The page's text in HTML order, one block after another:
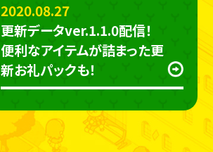
2020.08.27
更新データver.1.1.0配信！
便利なアイテムが詰まった更
新お礼パックも！